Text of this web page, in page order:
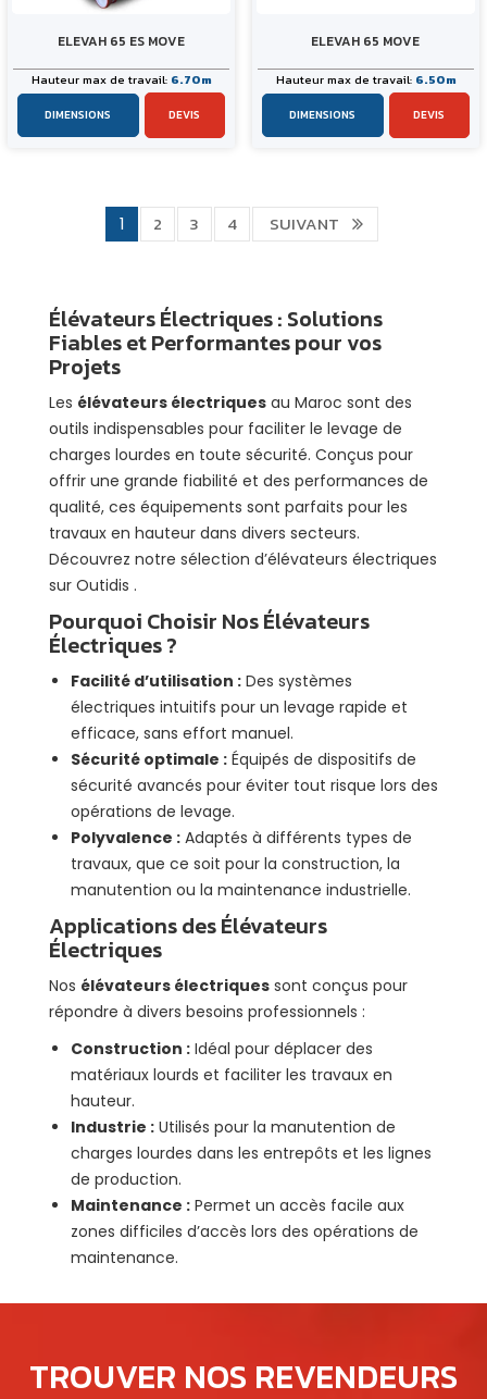
ELEVAH 65 ES MOVE
DIMENSIONS DEVIS
Hauteur max de travail: 6.70m
ELEVAH 65 MOVE
DIMENSIONS DEVIS
Hauteur max de travail: 6.50m
1 2 3 4 SUIVANT
Élévateurs Électriques : Solutions
Fiables et Performantes pour vos
Projets
Les élévateurs électriques au Maroc sont des
outils indispensables pour faciliter le levage de
charges lourdes en toute sécurité. Conçus pour
offrir une grande fiabilité et des performances de
qualité, ces équipements sont parfaits pour les
travaux en hauteur dans divers secteurs.
Découvrez notre sélection d’élévateurs électriques
sur Outidis .
Pourquoi Choisir Nos Élévateurs
Électriques ?
Facilité d’utilisation : Des systèmes
électriques intuitifs pour un levage rapide et
efficace, sans effort manuel.
Sécurité optimale : Équipés de dispositifs de
sécurité avancés pour éviter tout risque lors des
opérations de levage.
Polyvalence : Adaptés à différents types de
travaux, que ce soit pour la construction, la
manutention ou la maintenance industrielle.
Applications des Élévateurs
Électriques
Nos élévateurs électriques sont conçus pour
répondre à divers besoins professionnels :
Construction : Idéal pour déplacer des
matériaux lourds et faciliter les travaux en
hauteur.
Industrie : Utilisés pour la manutention de
charges lourdes dans les entrepôts et les lignes
de production.
Maintenance : Permet un accès facile aux
zones difficiles d’accès lors des opérations de
maintenance.
TROUVER NOS REVENDEURS